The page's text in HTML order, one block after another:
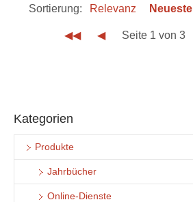
Sortierung: Relevanz Neueste
◀◀ ◀ Seite 1 von 3
Kategorien
Produkte
Jahrbücher
Online-Dienste